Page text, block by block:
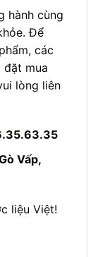
hành cùng
Để
các
đặt mua
lòng liên
Vấp,
liệu Việt!